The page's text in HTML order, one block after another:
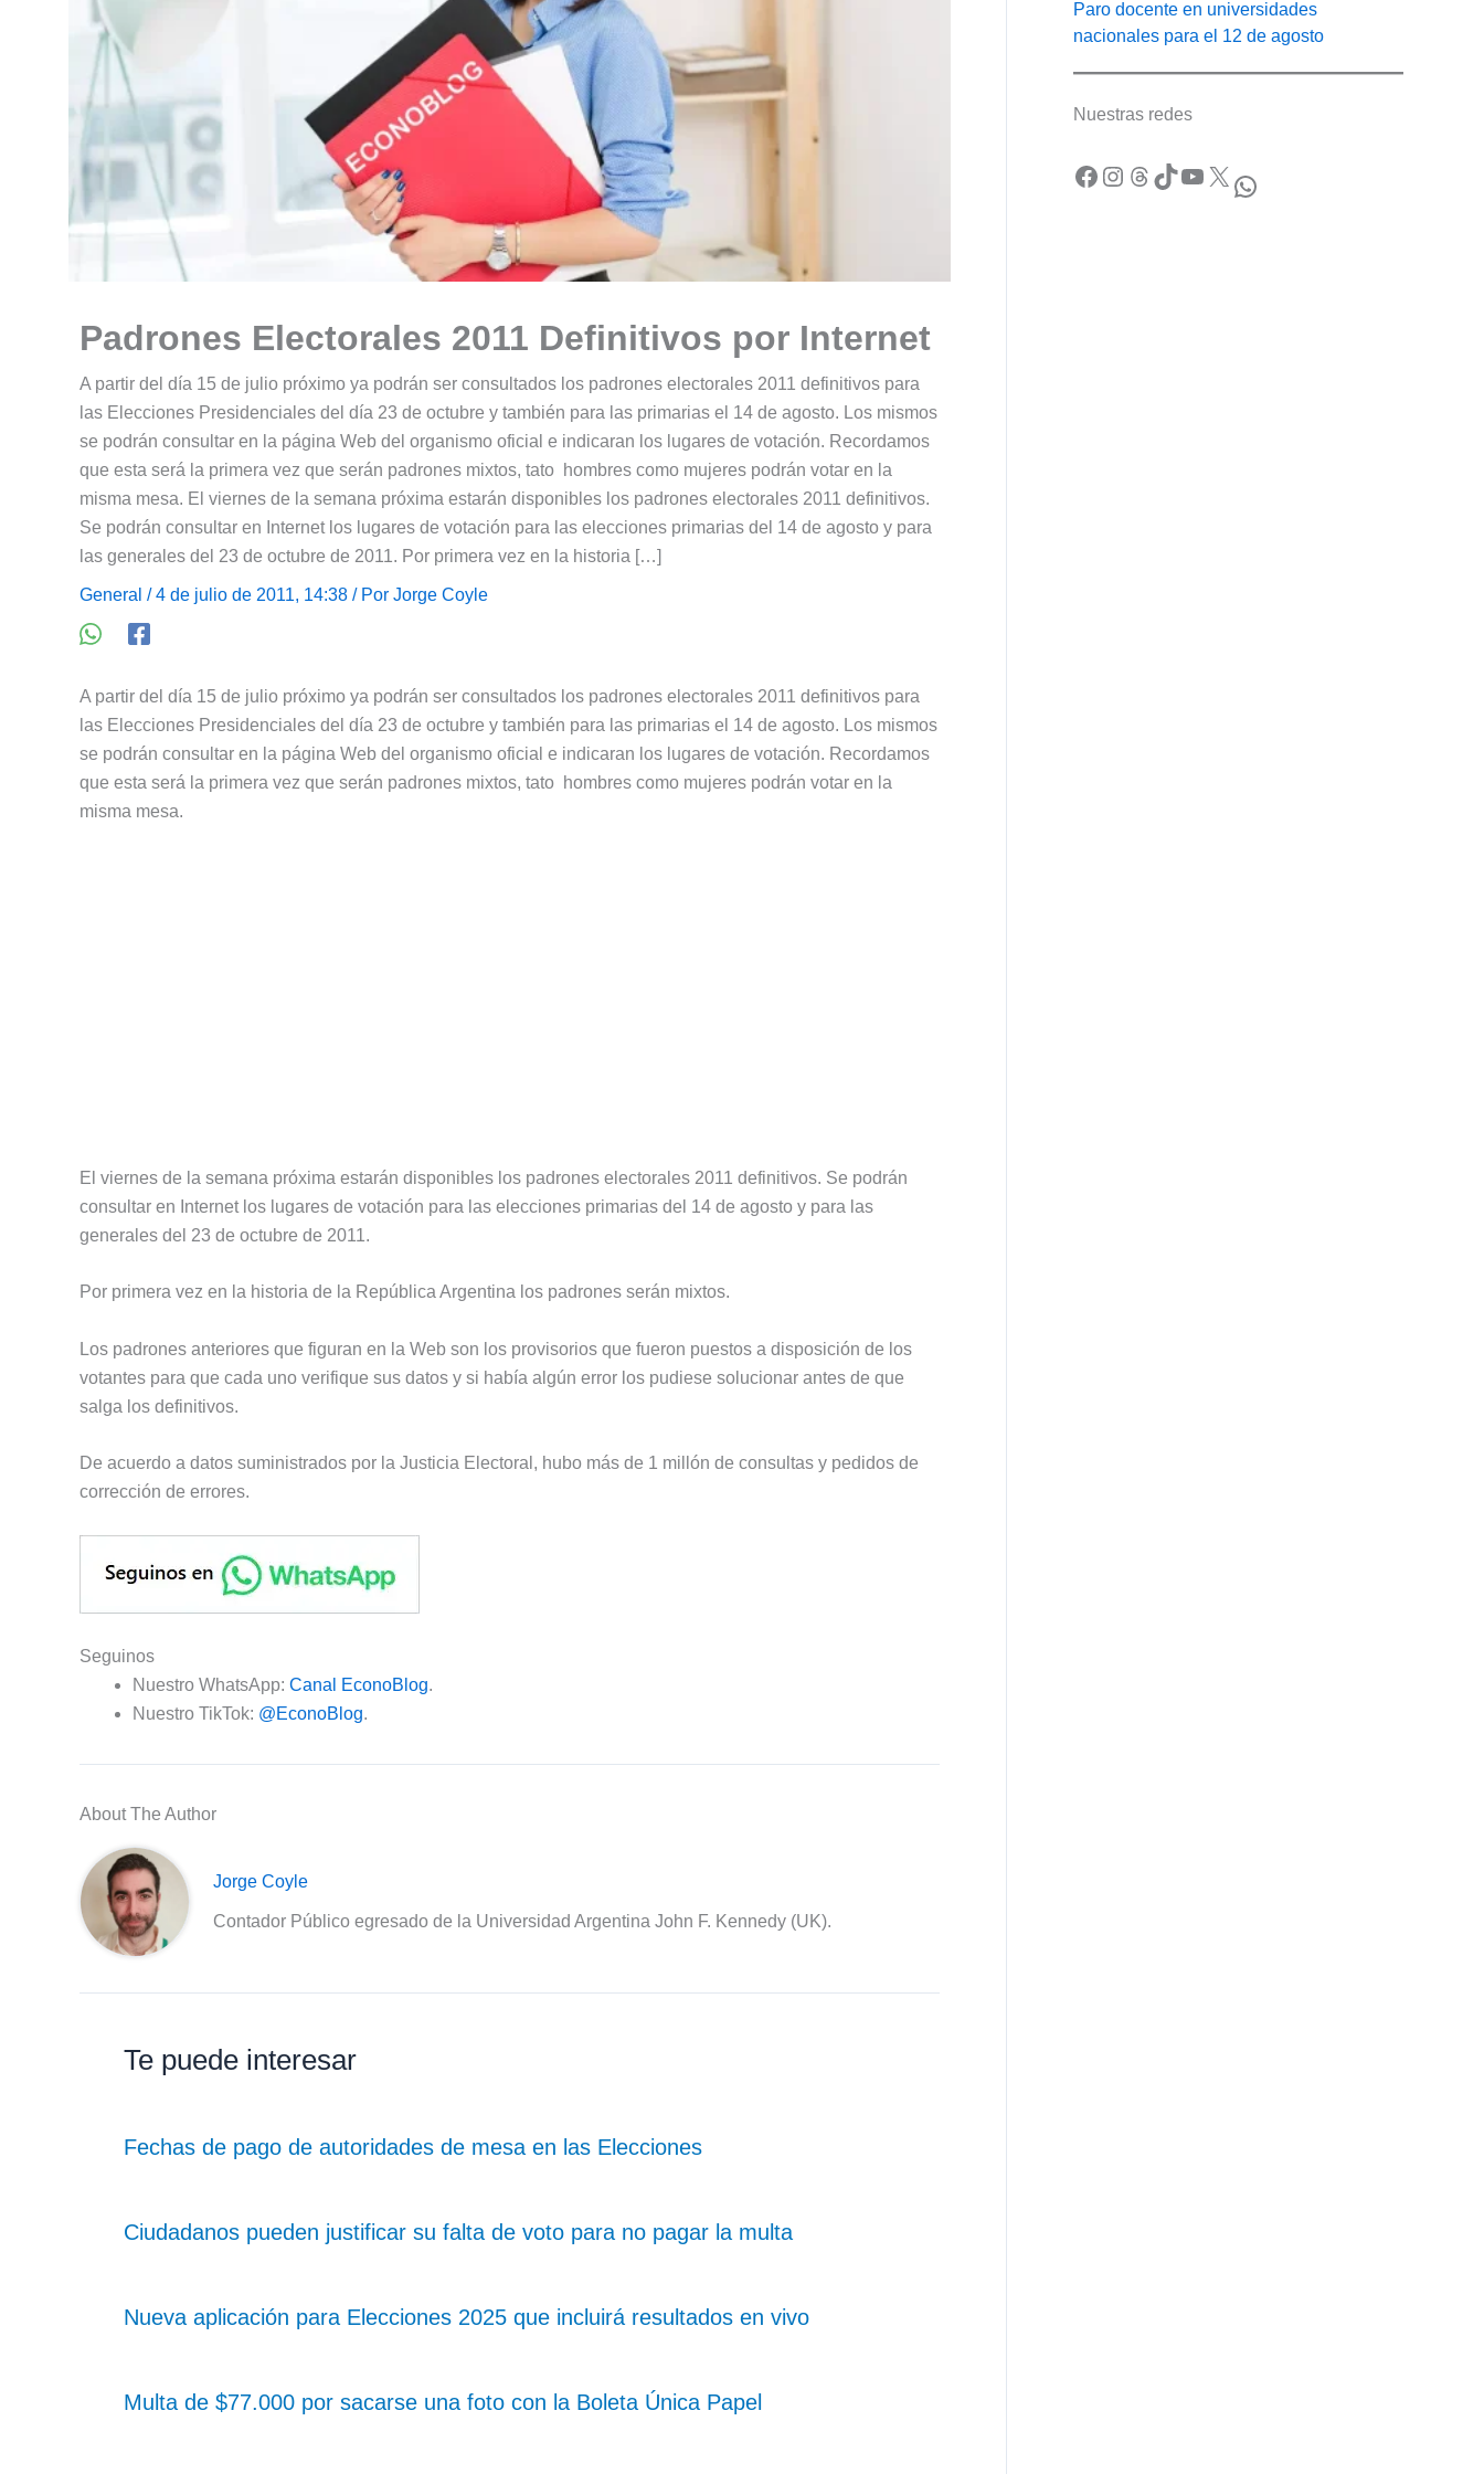
Padrones Electorales 2011 Definitivos por Internet
A partir del día 15 de julio próximo ya podrán ser consultados los padrones electorales 2011 definitivos para
las Elecciones Presidenciales del día 23 de octubre y también para las primarias el 14 de agosto. Los mismos
se podrán consultar en la página Web del organismo oficial e indicaran los lugares de votación. Recordamos
que esta será la primera vez que serán padrones mixtos, tato hombres como mujeres podrán votar en la
misma mesa. El viernes de la semana próxima estarán disponibles los padrones electorales 2011 definitivos.
Se podrán consultar en Internet los lugares de votación para las elecciones primarias del 14 de agosto y para
las generales del 23 de octubre de 2011. Por primera vez en la historia […]
General / 4 de julio de 2011, 14:38 / Por Jorge Coyle
A partir del día 15 de julio próximo ya podrán ser consultados los padrones electorales 2011 definitivos para
las Elecciones Presidenciales del día 23 de octubre y también para las primarias el 14 de agosto. Los mismos
se podrán consultar en la página Web del organismo oficial e indicaran los lugares de votación. Recordamos
que esta será la primera vez que serán padrones mixtos, tato hombres como mujeres podrán votar en la
misma mesa.
El viernes de la semana próxima estarán disponibles los padrones electorales 2011 definitivos. Se podrán
consultar en Internet los lugares de votación para las elecciones primarias del 14 de agosto y para las
generales del 23 de octubre de 2011.
Por primera vez en la historia de la República Argentina los padrones serán mixtos.
Los padrones anteriores que figuran en la Web son los provisorios que fueron puestos a disposición de los
votantes para que cada uno verifique sus datos y si había algún error los pudiese solucionar antes de que
salga los definitivos.
De acuerdo a datos suministrados por la Justicia Electoral, hubo más de 1 millón de consultas y pedidos de
corrección de errores.
Seguinos
Nuestro WhatsApp: Canal EconoBlog.
Nuestro TikTok: @EconoBlog.
About The Author
Jorge Coyle
Contador Público egresado de la Universidad Argentina John F. Kennedy (UK).
Te puede interesar
Fechas de pago de autoridades de mesa en las Elecciones
Ciudadanos pueden justificar su falta de voto para no pagar la multa
Nueva aplicación para Elecciones 2025 que incluirá resultados en vivo
Multa de $77.000 por sacarse una foto con la Boleta Única Papel
Paro docente en universidades
nacionales para el 12 de agosto
Nuestras redes
Facebook Instagram Threads TikTok YouTube X WhatsApp